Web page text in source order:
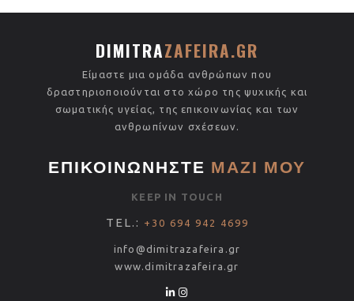
e
o
k
it ail ar
DIMITRAZAFEIRA.GR
Είμαστε μια ομάδα ανθρώπων που
δραστηριοποιούνται στο χώρο της ψυχικής και
σωματικής υγείας, της επικοινωνίας και των
ανθρωπίνων σχέσεων.
ΕΠΙΚΟΙΝΩΝΗΣΤΕ ΜΑΖΙ ΜΟΥ
KEEP IN TOUCH
TEL.: +30 694 942 4699
info@dimitrazafeira.gr
www.dimitrazafeira.gr